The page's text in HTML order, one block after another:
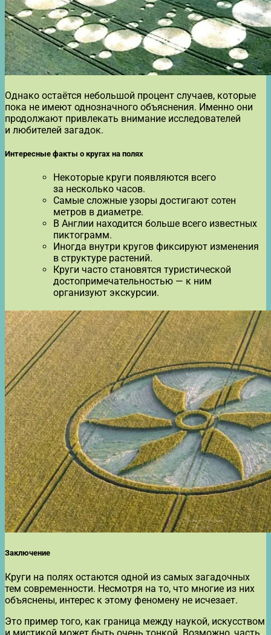
Однако остаётся небольшой процент случаев, которые
пока не имеют однозначного объяснения. Именно они
продолжают привлекать внимание исследователей
и любителей загадок.
Интересные факты о кругах на полях
Некоторые круги появляются всего
за несколько часов.
Самые сложные узоры достигают сотен
метров в диаметре.
В Англии находится больше всего известных
пиктограмм.
Иногда внутри кругов фиксируют изменения
в структуре растений.
Круги часто становятся туристической
достопримечательностью — к ним
организуют экскурсии.
Заключение
Круги на полях остаются одной из самых загадочных
тем современности. Несмотря на то, что многие из них
объяснены, интерес к этому феномену не исчезает.
Это пример того, как граница между наукой, искусством
и мистикой может быть очень тонкой. Возможно, часть